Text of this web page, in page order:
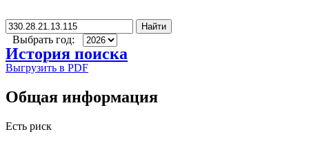
Найти
Выбрать год:
История поиска
Выгрузить в PDF
Общая информация
Есть риск